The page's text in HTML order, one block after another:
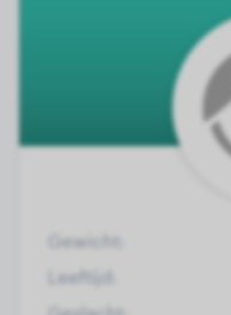
Gewicht:
Leeftijd: